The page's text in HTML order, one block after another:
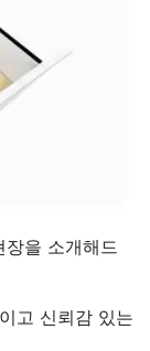
을 소개해드
고 신뢰감 있는